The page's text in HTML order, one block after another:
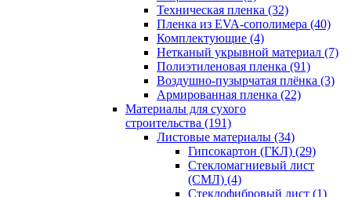
Техническая пленка (32)
Пленка из EVA-сополимера (40)
Комплектующие (4)
Нетканый укрывной материал (7)
Полиэтиленовая пленка (91)
Воздушно-пузырчатая плёнка (3)
Армированная пленка (22)
Материалы для сухого
строительства (191)
Листовые материалы (34)
Гипсокартон (ГКЛ) (29)
Стекломагниевый лист
(СМЛ) (4)
Cтеклофибровый лист (1)